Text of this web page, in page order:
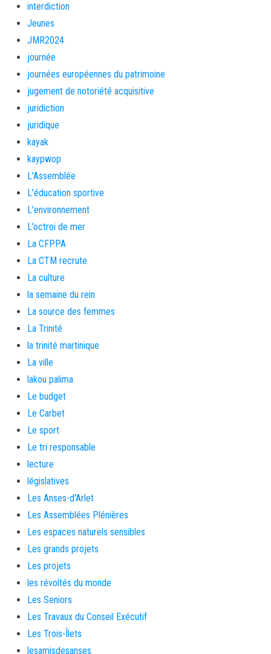
interdiction
Jeunes
JMR2024
journée
journées européennes du patrimoine
jugement de notoriété acquisitive
juridiction
juridique
kayak
kaypwop
L'Assemblée
L'éducation sportive
L'environnement
L’octroi de mer
La CFPPA
La CTM recrute
La culture
la semaine du rein
La source des femmes
La Trinité
la trinité martinique
La ville
lakou palima
Le budget
Le Carbet
Le sport
Le tri responsable
lecture
législatives
Les Anses-d'Arlet
Les Assemblées Plénières
Les espaces naturels sensibles
Les grands projets
Les projets
les révoltés du monde
Les Seniors
Les Travaux du Conseil Exécutif
Les Trois-Îlets
lesamisdesanses